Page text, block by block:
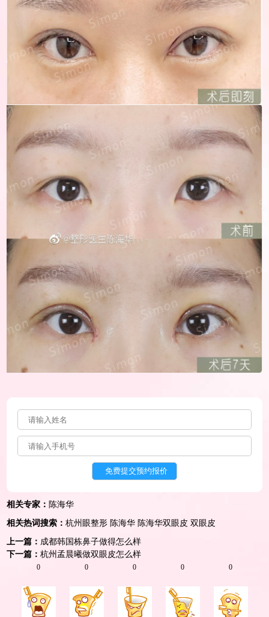
相关专家： 陈海华
相关热词搜索：杭州眼整形 陈海华 陈海华双眼皮 双眼皮
上一篇： 成都韩国栋鼻子做得怎么样
下一篇：杭州孟晨曦做双眼皮怎么样
0 0 0 0 0